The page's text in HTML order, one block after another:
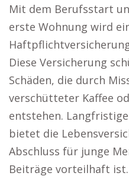
Mit dem Berufsstart
erste Wohnung wird
Diese Versicherung
Schäden, die durch
verschütteter Kaffee
entstehen.
bietet die
Abschluss für junge
Beiträge vorteilhaft ist.